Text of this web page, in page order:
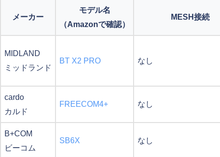
メーカー
モデル名
（Amazonで確認）
MESH接続
MIDLAND
ミッドランド
BT X2 PRO なし
cardo
カルド
FREECOM4+ なし
B+COM
ビーコム
SB6X なし